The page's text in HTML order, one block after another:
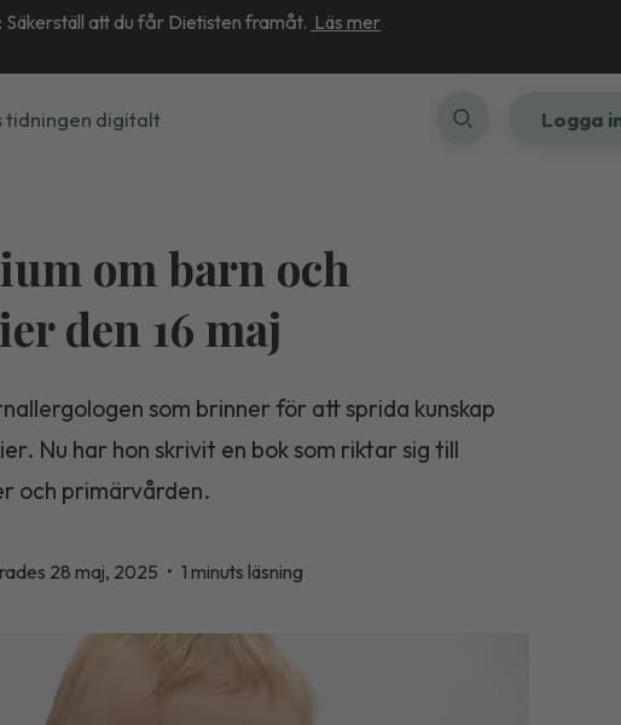
Säkerställ att du får Dietisten framåt. Läs mer
tidningen digitalt Logga
om barn och
den 16 maj
som brinner för att sprida kunskap
Nu har hon skrivit en bok som riktar sig till
och primärvården.
28 maj, 2025 • 1 minuts läsning